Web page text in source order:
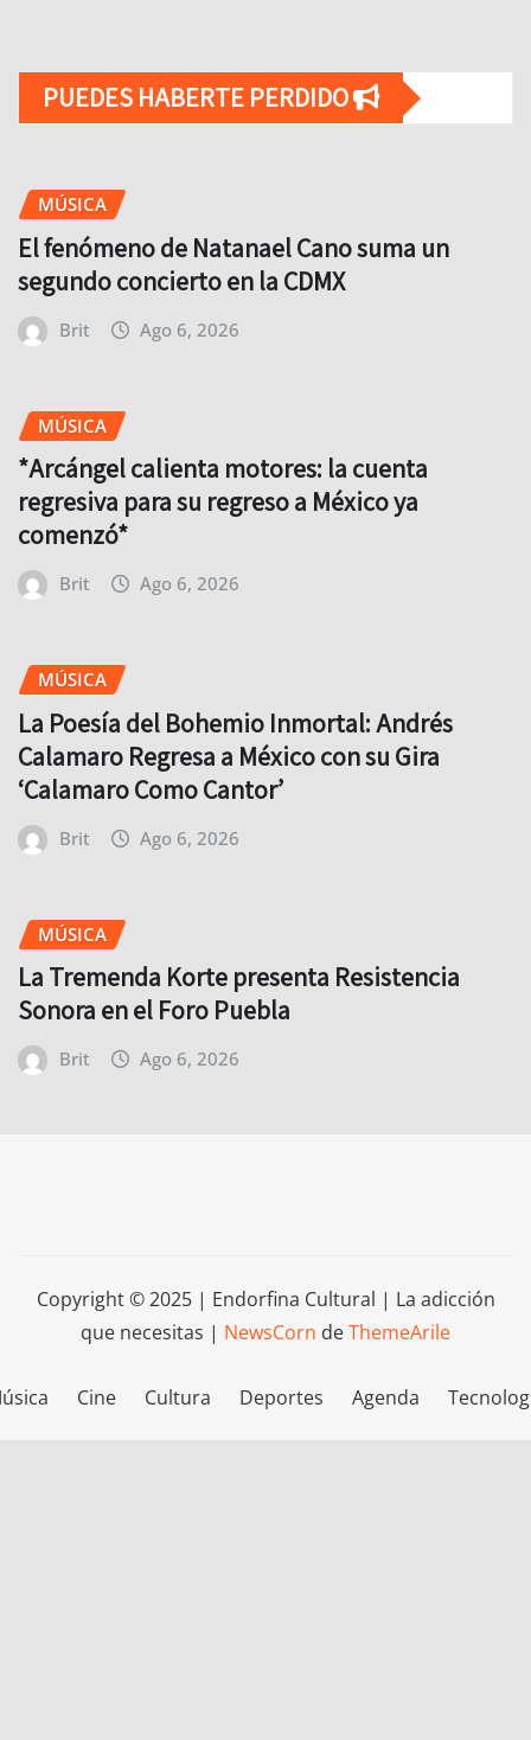
PUEDES HABERTE PERDIDO
MÚSICA
El fenómeno de Natanael Cano suma un
segundo concierto en la CDMX
Brit Ago 6, 2026
MÚSICA
*Arcángel calienta motores: la cuenta
regresiva para su regreso a México ya
comenzó*
Brit Ago 6, 2026
MÚSICA
La Poesía del Bohemio Inmortal: Andrés
Calamaro Regresa a México con su Gira
‘Calamaro Como Cantor’
Brit Ago 6, 2026
MÚSICA
La Tremenda Korte presenta Resistencia
Sonora en el Foro Puebla
Brit Ago 6, 2026
Copyright © 2025 | Endorfina Cultural | La adicción
que necesitas | NewsCorn deThemeArile
Cine Cultura Deportes Agenda